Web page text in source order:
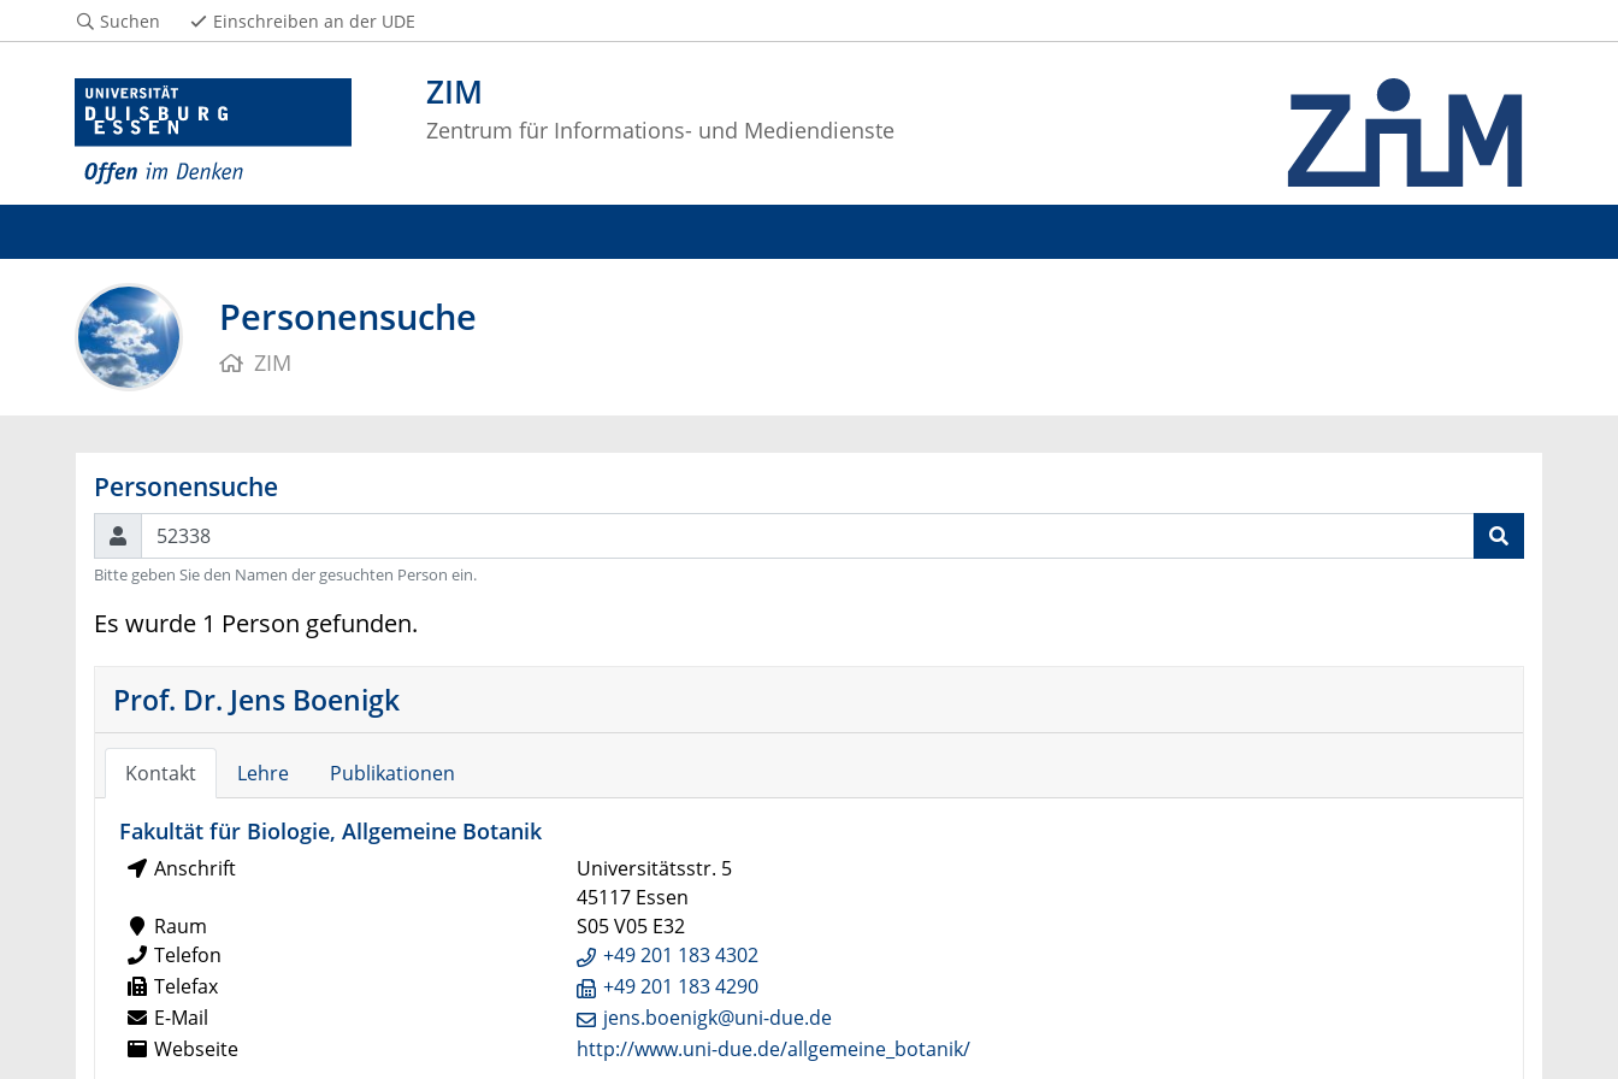
ZIM
Zentrum für Informations- und Mediendienste
Suchen Einschreiben an der UDE
Personensuche
ZIM
Personensuche
Suchen
Bitte geben Sie den Namen der gesuchten Person ein.
Es wurde 1 Person gefunden.
Prof. Dr. Jens Boenigk
Kontakt Lehre Publikationen
Fakultät für Biologie, Allgemeine Botanik
Anschrift
Universitätsstr. 5
45117 Essen
Raum
S05 V05 E32
Telefon
+49 201 183 4302
Telefax
+49 201 183 4290
E-Mail
jens.boenigk@uni-due.de
Webseite
http://www.uni-due.de/allgemeine_botanik/